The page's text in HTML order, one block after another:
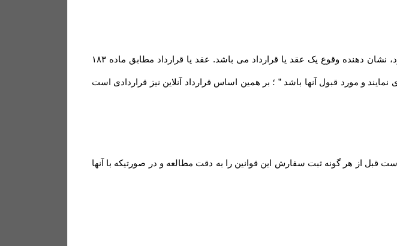
مشابه محیط فیزیکی، در محیط الکترونیکی نیز هر گونه داد و ستدی که انجام می گیرد، نشان دهنده وقوع یک عقد یا قرارداد می باشد. عقد یا قرارداد مطابق ماده ۱۸۳
و مورد قبول آنها باشد ” ؛ بر همین اساس قرارداد آنلاین نیز قراردادی است
از هر گونه ثبت سفارش این قوانین را به دقت مطالعه و در صورتیکه با آنها